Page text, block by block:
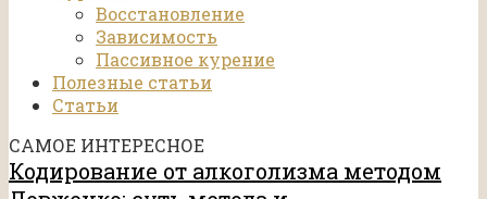
Восстановление
Зависимость
Пассивное курение
Полезные статьи
Статьи
САМОЕ ИНТЕРЕСНОЕ
Кодирование от алкоголизма методом